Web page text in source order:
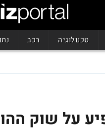
טכנולוגיה רכב
על שוק